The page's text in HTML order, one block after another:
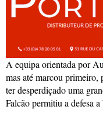
A equipa orientada por
mas até marcou
ter desperdiçado uma
Falcão permitiu a defesa